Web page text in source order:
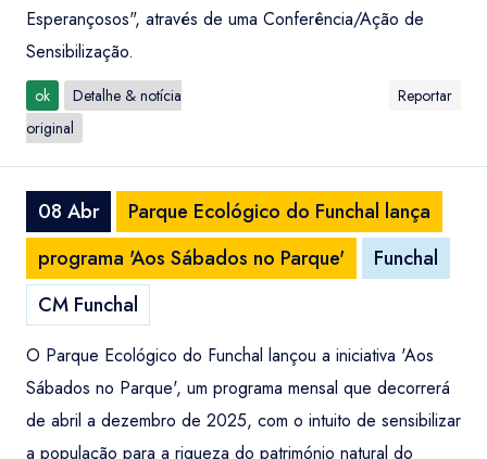
Esperançosos", através de uma Conferência/Ação de
Sensibilização.
ok
Detalhe & notícia
original
Reportar
08 Abr
Parque Ecológico do Funchal lança
programa 'Aos Sábados no Parque'
Funchal
CM Funchal
O Parque Ecológico do Funchal lançou a iniciativa 'Aos
Sábados no Parque', um programa mensal que decorrerá
de abril a dezembro de 2025, com o intuito de sensibilizar
a população para a riqueza do património natural do